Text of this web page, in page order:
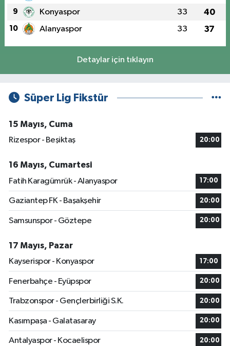
9 Konyaspor 33 40
10 Alanyaspor 33 37
Detaylar için tıklayın
Süper Lig Fikstür
15 Mayıs, Cuma
Rizespor - Beşiktaş
20:00
16 Mayıs, Cumartesi
Fatih Karagümrük - Alanyaspor
17:00
Gaziantep FK - Başakşehir 20:00
Samsunspor - Göztepe 20:00
17 Mayıs, Pazar
Kayserispor - Konyaspor
17:00
Fenerbahçe - Eyüpspor 20:00
Trabzonspor - Gençlerbirliği S.K. 20:00
Kasımpaşa - Galatasaray 20:00
Antalyaspor - Kocaelispor 20:00